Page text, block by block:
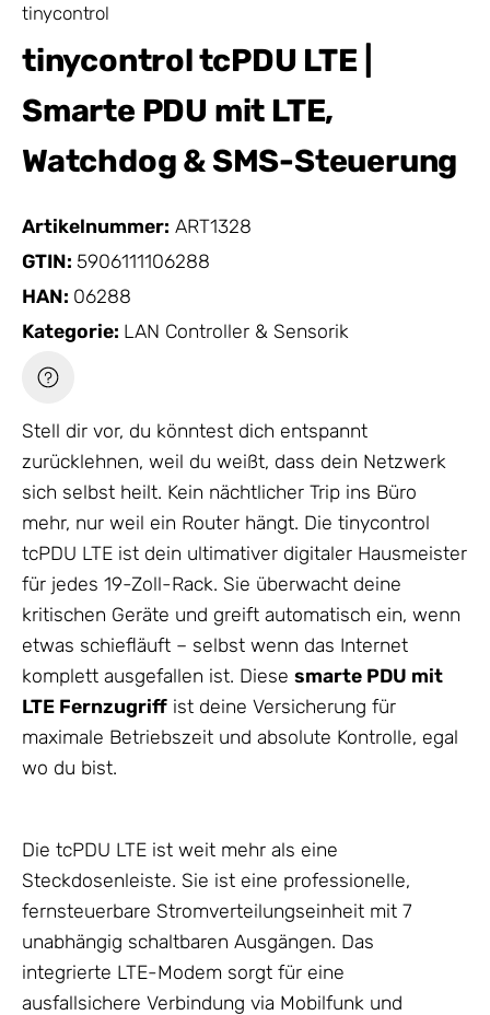
tinycontrol
tinycontrol tcPDU LTE |
Smarte PDU mit LTE,
Watchdog & SMS-Steuerung
Artikelnummer: ART1328
GTIN: 5906111106288
HAN: 06288
Kategorie: LAN Controller & Sensorik
Stell dir vor, du könntest dich entspannt
zurücklehnen, weil du weißt, dass dein Netzwerk
sich selbst heilt. Kein nächtlicher Trip ins Büro
mehr, nur weil ein Router hängt. Die tinycontrol
tcPDU LTE ist dein ultimativer digitaler Hausmeister
für jedes 19-Zoll-Rack. Sie überwacht deine
kritischen Geräte und greift automatisch ein, wenn
etwas schiefläuft – selbst wenn das Internet
komplett ausgefallen ist. Diese smarte PDU mit
LTE Fernzugriff ist deine Versicherung für
maximale Betriebszeit und absolute Kontrolle, egal
wo du bist.
Die tcPDU LTE ist weit mehr als eine
Steckdosenleiste. Sie ist eine professionelle,
fernsteuerbare Stromverteilungseinheit mit 7
unabhängig schaltbaren Ausgängen. Das
integrierte LTE-Modem sorgt für eine
ausfallsichere Verbindung via Mobilfunk und